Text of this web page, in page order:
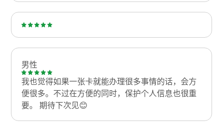
男性
我也觉得如果一张卡就能办理很多事情的话，会方
便很多。不过在方便的同时，保护个人信息也很重
要。 期待下次见😊